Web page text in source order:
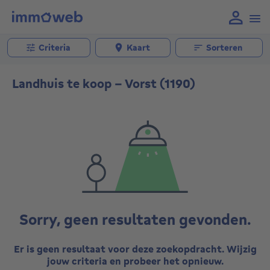
Criteria Kaart Sorteren
Landhuis te koop - Vorst (1190)
Sorry, geen resultaten gevonden.
Er is geen resultaat voor deze zoekopdracht. Wijzig
jouw criteria en probeer het opnieuw.